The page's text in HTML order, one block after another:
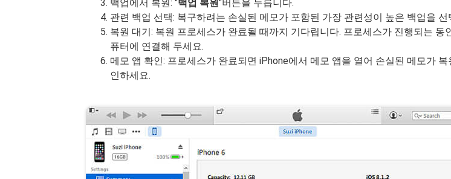
백업에서 복원: "백업 복원"버튼을 누릅니다.
관련 백업 선택: 복구하려는 손실된 메모가 포함된 가장 관련성이 높은 백업을 선
복원 대기: 복원 프로세스가 완료될 때까지 기다립니다. 프로세스가 진행되는 동
퓨터에 연결해 두세요.
메모 앱 확인: 프로세스가 완료되면 iPhone에서 메모 앱을 열어 손실된 메모가
인하세요.